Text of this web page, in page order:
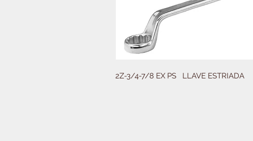
2Z-3/4-7/8 EX PS   LLAVE ESTRIADA